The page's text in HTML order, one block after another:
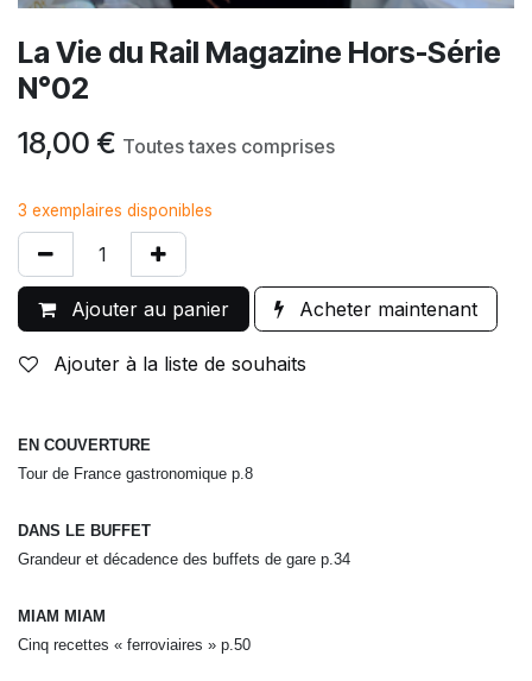
La Vie du Rail Magazine Hors-Série
N°02
18,00 € Toutes taxes comprises
3 exemplaires disponibles
Ajouter au panier Acheter maintenant
Ajouter à la liste de souhaits
EN COUVERTURE
Tour de France gastronomique p.8
DANS LE BUFFET
Grandeur et décadence des buffets de gare p.34
MIAM MIAM
Cinq recettes « ferroviaires » p.50